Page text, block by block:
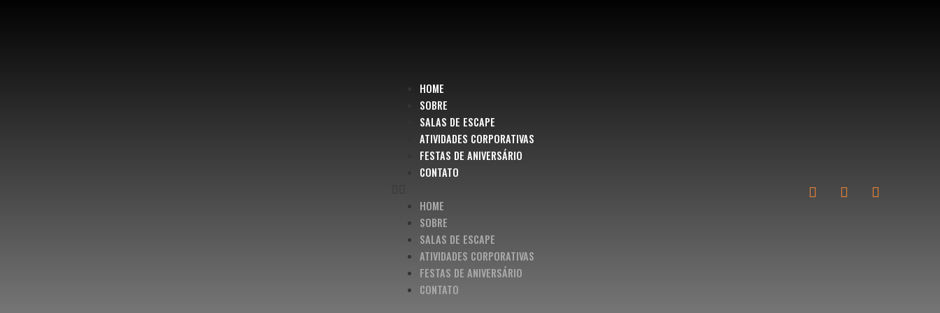
HOME
SOBRE
SALAS DE ESCAPE
ATIVIDADES CORPORATIVAS
FESTAS DE ANIVERSÁRIO
CONTATO
HOME
SOBRE
SALAS DE ESCAPE
ATIVIDADES CORPORATIVAS
FESTAS DE ANIVERSÁRIO
CONTATO